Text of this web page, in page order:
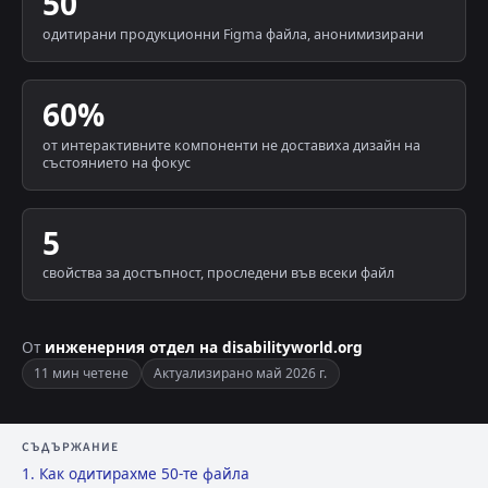
одитирани продукционни Figma файла, анонимизирани
60%
от интерактивните компоненти не доставиха дизайн на
състоянието на фокус
5
свойства за достъпност, проследени във всеки файл
От инженерния отдел на disabilityworld.org
11 мин четене Актуализирано май 2026 г.
СЪДЪРЖАНИЕ
1. Как одитирахме 50-те файла